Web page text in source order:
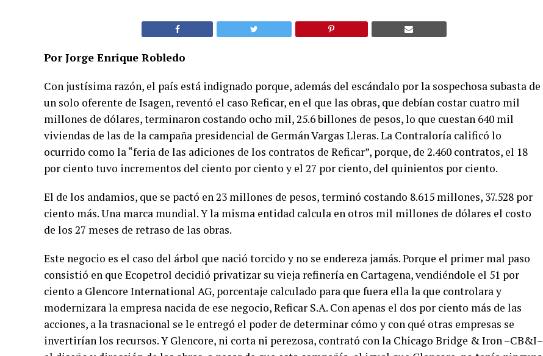
Por Jorge Enrique Robledo
Con justísima razón, el país está indignado porque, además del escándalo por la sospechosa subasta de
un solo oferente de Isagen, reventó el caso Reficar, en el que las obras, que debían costar cuatro mil
millones de dólares, terminaron costando ocho mil, 25.6 billones de pesos, lo que cuestan 640 mil
viviendas de las de la campaña presidencial de Germán Vargas Lleras. La Contraloría calificó lo
ocurrido como la “feria de las adiciones de los contratos de Reficar”, porque, de 2.460 contratos, el 18
por ciento tuvo incrementos del ciento por ciento y el 27 por ciento, del quinientos por ciento.
El de los andamios, que se pactó en 23 millones de pesos, terminó costando 8.615 millones, 37.528 por
ciento más. Una marca mundial. Y la misma entidad calcula en otros mil millones de dólares el costo
de los 27 meses de retraso de las obras.
Este negocio es el caso del árbol que nació torcido y no se endereza jamás. Porque el primer mal paso
consistió en que Ecopetrol decidió privatizar su vieja refinería en Cartagena, vendiéndole el 51 por
ciento a Glencore International AG, porcentaje calculado para que fuera ella la que controlara y
modernizara la empresa nacida de ese negocio, Reficar S.A. Con apenas el dos por ciento más de las
acciones, a la trasnacional se le entregó el poder de determinar cómo y con qué otras empresas se
invertirían los recursos. Y Glencore, ni corta ni perezosa, contrató con la Chicago Bridge & Iron –CB&I–